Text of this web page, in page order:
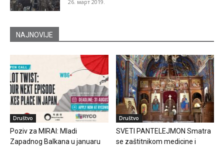
26. март 2019.
NAJNOVIJE
Društvo
Poziv za MIRAI: Mladi
Zapadnog Balkana u januaru
Društvo
SVETI PANTELEJMON Smatra
se zaštitnikom medicine i